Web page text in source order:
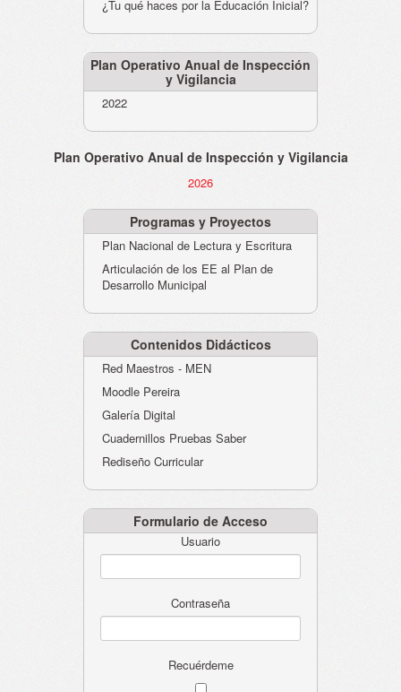
¿Tu qué haces por la Educación Inicial?
Plan Operativo Anual de Inspección
y Vigilancia
2022
Plan Operativo Anual de Inspección y Vigilancia
2026
Programas y Proyectos
Plan Nacional de Lectura y Escritura
Articulación de los EE al Plan de
Desarrollo Municipal
Contenidos Didácticos
Red Maestros - MEN
Moodle Pereira
Galería Digital
Cuadernillos Pruebas Saber
Rediseño Curricular
Formulario de Acceso
Usuario
Contraseña
Recuérdeme